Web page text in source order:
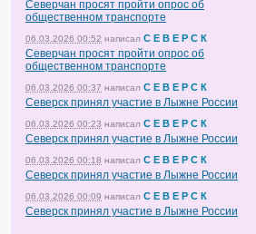
Северчан просят пройти опрос об
общественном транспорте
06.03.2026 00:52 написал С Е В Е Р С К
Северчан просят пройти опрос об
общественном транспорте
06.03.2026 00:37 написал С Е В Е Р С К
Северск принял участие в Лыжне России
06.03.2026 00:23 написал С Е В Е Р С К
Северск принял участие в Лыжне России
06.03.2026 00:18 написал С Е В Е Р С К
Северск принял участие в Лыжне России
06.03.2026 00:09 написал С Е В Е Р С К
Северск принял участие в Лыжне России